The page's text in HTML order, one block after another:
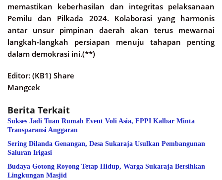
memastikan keberhasilan dan integritas pelaksanaan
Pemilu dan Pilkada 2024. Kolaborasi yang harmonis
antar unsur pimpinan daerah akan terus mewarnai
langkah-langkah persiapan menuju tahapan penting
dalam demokrasi ini.(**)
Editor: (KB1) Share
Mangcek
Berita Terkait
Sukses Jadi Tuan Rumah Event Voli Asia, FPPI Kalbar Minta
Transparansi Anggaran
Sering Dilanda Genangan, Desa Sukaraja Usulkan Pembangunan
Saluran Irigasi
Budaya Gotong Royong Tetap Hidup, Warga Sukaraja Bersihkan
Lingkungan Masjid